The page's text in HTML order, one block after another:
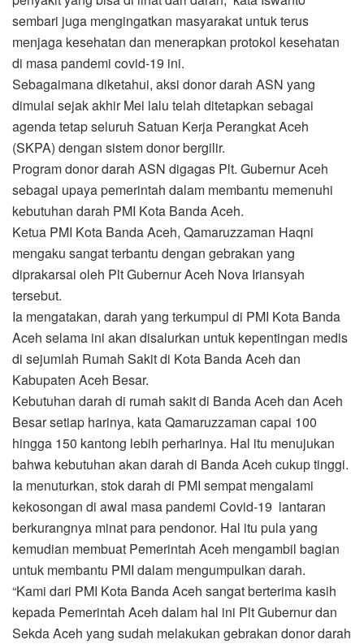
sembari juga mengingatkan masyarakat untuk terus
menjaga kesehatan dan menerapkan protokol kesehatan
di masa pandemi covid-19 ini.
Sebagaimana diketahui, aksi donor darah ASN yang
dimulai sejak akhir Mei lalu telah ditetapkan sebagai
agenda tetap seluruh Satuan Kerja Perangkat Aceh
(SKPA) dengan sistem donor bergilir.
Program donor darah ASN digagas Plt. Gubernur Aceh
sebagai upaya pemerintah dalam membantu memenuhi
kebutuhan darah PMI Kota Banda Aceh.
Ketua PMI Kota Banda Aceh, Qamaruzzaman Haqni
mengaku sangat terbantu dengan gebrakan yang
diprakarsai oleh Plt Gubernur Aceh Nova Iriansyah
tersebut.
Ia mengatakan, darah yang terkumpul di PMI Kota Banda
Aceh selama ini akan disalurkan untuk kepentingan medis
di sejumlah Rumah Sakit di Kota Banda Aceh dan
Kabupaten Aceh Besar.
Kebutuhan darah di rumah sakit di Banda Aceh dan Aceh
Besar setiap harinya, kata Qamaruzzaman capai 100
hingga 150 kantong lebih perharinya. Hal itu menujukan
bahwa kebutuhan akan darah di Banda Aceh cukup tinggi.
Ia menuturkan, stok darah di PMI sempat mengalami
kekosongan di awal masa pandemi Covid-19 lantaran
berkurangnya minat para pendonor. Hal itu pula yang
kemudian membuat Pemerintah Aceh mengambil bagian
untuk membantu PMI dalam mengumpulkan darah.
“Kami dari PMI Kota Banda Aceh sangat berterima kasih
kepada Pemerintah Aceh dalam hal ini Plt Gubernur dan
Sekda Aceh yang sudah melakukan gebrakan donor darah